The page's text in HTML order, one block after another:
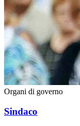
Organi di governo
Sindaco